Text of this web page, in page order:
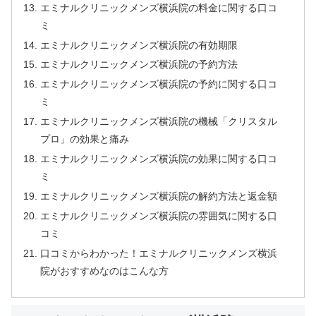
エミナルクリニックメンズ横浜院の料金に関する口コ
ミ
エミナルクリニックメンズ横浜院の有効期限
エミナルクリニックメンズ横浜院の予約方法
エミナルクリニックメンズ横浜院の予約に関する口コ
ミ
エミナルクリニックメンズ横浜院の機械「クリスタル
プロ」の効果と痛み
エミナルクリニックメンズ横浜院の効果に関する口コ
ミ
エミナルクリニックメンズ横浜院の解約方法と返金額
エミナルクリニックメンズ横浜院の雰囲気に関する口
コミ
口コミからわかった！エミナルクリニックメンズ横浜
院がおすすめなのはこんな方